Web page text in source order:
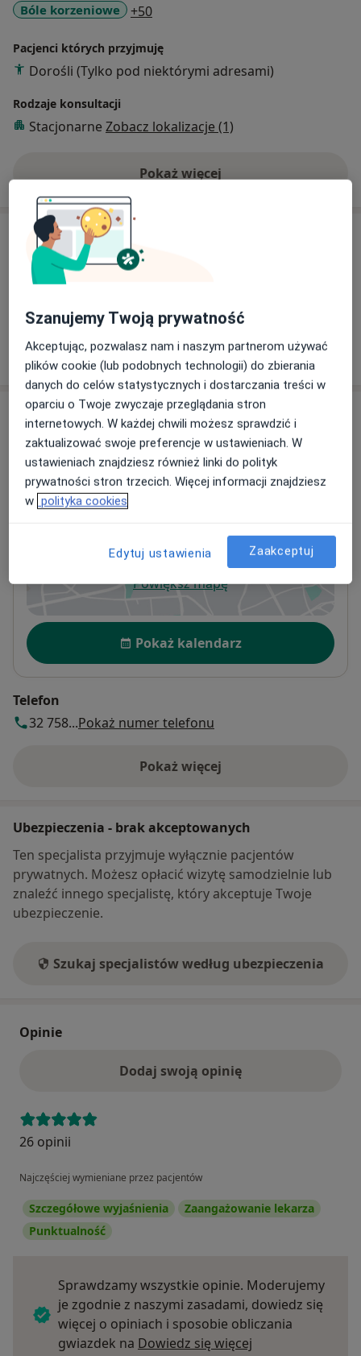
Bóle korzeniowe
+50a11y_sr_more_diseases
Pacjenci których przyjmuję
Dorośli (Tylko pod niektórymi adresami)
Rodzaje konsultacji
Stacjonarne Zobacz lokalizacje (1)
Pokaż więcejo doświadczeniu
Usługi i ceny
Konsultacja neurologiczna
200 zł Szczegóły
W jaki sposób ustalane są ceny?
Adresy (2)
Adres 1 Adres 2
ClinHouse Centrum Medyczne
Powiększ mapęotwiera się w nowej karcie
Dostępność
Pokaż kalendarz
Telefon
32 758...Pokaż numer telefonu
Pokaż więcej
o adresie
Ubezpieczenia - brak akceptowanych
Ten specjalista przyjmuje wyłącznie pacjentów
prywatnych. Możesz opłacić wizytę samodzielnie lub
znaleźć innego specjalistę, który akceptuje Twoje
ubezpieczenie.
Szukaj specjalistów według ubezpieczenia
Opinie
Dodaj swoją opinię
26 opinii
Najczęściej wymieniane przez pacjentów
Szczegółowe wyjaśnienia
Zaangażowanie lekarza
Punktualność
Sprawdzamy wszystkie opinie. Moderujemy
je zgodnie z naszymi zasadami, dowiedz się
więcej o opiniach i sposobie obliczania
gwiazdek na Dowiedz się więcej
Szanujemy Twoją prywatność
Akceptując, pozwalasz nam i naszym partnerom używać
plików cookie (lub podobnych technologii) do zbierania
danych do celów statystycznych i dostarczania treści w
oparciu o Twoje zwyczaje przeglądania stron
internetowych. W każdej chwili możesz sprawdzić i
zaktualizować swoje preferencje w ustawieniach. W
ustawieniach znajdziesz również linki do polityk
prywatności stron trzecich. Więcej informacji znajdziesz
w polityka cookies
Edytuj ustawienia Zaakceptuj